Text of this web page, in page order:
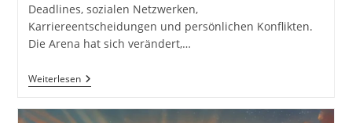
Deadlines, sozialen Netzwerken,
Karriereentscheidungen und persönlichen Konflikten.
Die Arena hat sich verändert,…
WeiterlesenAlte
Weisheiten
Moderne